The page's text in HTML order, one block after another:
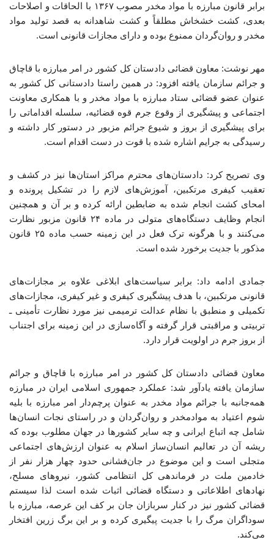
برابر قانون مبارزه با مواد مخدر مصوب ۱۳۶۷ با الحاقات و اصلاحات
بعدی، کشت خشخاش مطلقاً و کشت شاهدانه به قصد تولید مواد
مخدر و روان‌گردان ممنوع بوده و دارای مجازات قانونی است.
مهر نوشت: معاون قضائی دادستان کل کشور در امر مبارزه با قاچاق
و جرائم سازمان یافته افزود: در همین راستا دادستانی کل کشور به
عنوان عضو قضائی ستاد مبارزه با مواد مخدر و با همکاری معاونت
اجتماعی و پیشگیری از وقوع جرم قوه قضائیه، سلسله اقداماتی را
برای پیشگیری از بروز و شیوع جرائم مزبور در دستور کار داشته و
رسیدگی به جرایم اشاره شده با قوت در دست اقدام است.
وی تصریح کرد: دادستان‌های محترم مراکز استان‌ها نیز در کشف و
تعقیب کیفری مرتکبین، آموزش‌های لازم را در تشکیل پرونده و
امحای کشت انجام شده به ضابطین ارائه کرده و بر آن و همچنین
انجام وظایف دستگاه‌های متولی در ماده ۲۴ قانون مزبور نظارت
می‌کنند و با هرگونه ترک فعل در این زمینه حسب ماده ۲۵ قانون
مذکور با جدیت برخورد شده است.
جمادی ادامه داد: برابر سیاست‌های ابلاغی علاوه بر مجازات‌های
قانونی مرتکبین، با هدف پیشگیری کیفری و غیر کیفری، مجازات‌های
تکمیلی و منطبق با نظام عدالت ترمیمی نیز مورد نظارت تأمینی ـ
تربیتی و مراقبتی قرار گرفته و آگاه‌سازی در این زمینه برای اجتناب
از بروز جرم در اولویت قرار دارد.
معاون قضائی دادستان کل کشور در امر مبارزه با قاچاق و جرائم
سازمان یافته یادآور شد: عملکرد جمهوری اسلامی ایران در مبارزه
همه‌جانبه با جرائم مواد مخدر به عنوان پرچم‌دار امر مبارزه با بلیه
شوم اعتیاد به موادمخدر و روان‌گردان و در راستای نجات انسان‌ها
شامل چه اتباع ایرانی و چه سایر کشورها در جهان مطلوب بوده که
ریشه آن در تعالیم انسان‌ساز اسلام به عنوان ارزش‌های اجتماعی
متجلی است و این موضوع در جان‌فشانی حدود چهار هزار نفر از
خادمین ملت در فرماندهی کل انتظامی کشور، نیروهای مسلح،
نهادهای اطلاعاتی و دستگاه قضائی اثبات شده است لذا سیستم
قضائی کشور نیز در کنار سربازان جان بر کف این عرصه، مبارزه با
سوداگران مرگ را با جدیت پیگیری کرده و بر این برگ زرین افتخار
می‌کند.